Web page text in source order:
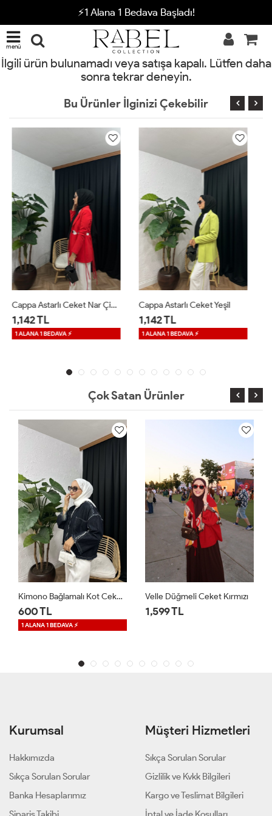
⚡1 Alana 1 Bedava Başladı!
menü
İlgili ürün bulunamadı veya satışa kapalı. Lütfen daha
sonra tekrar deneyin.
Bu Ürünler İlginizi Çekebilir
Cappa Astarlı Ceket Yeşil
1,142 TL
1 ALANA 1 BEDAVA ⚡
Velle Düğmeli Ceket Beyaz
1,599 TL
Çok Satan Ürünler
Velle Düğmeli Ceket Kırmızı
1,599 TL
Regalia Denim Ceket Mavi
1,699 TL
Kurumsal
Hakkımızda
Sıkça Sorulan Sorular
Banka Hesaplarımız
Müşteri Hizmetleri
Sıkça Sorulan Sorular
Gizlilik ve Kvkk Bilgileri
Kargo ve Teslimat Bilgileri